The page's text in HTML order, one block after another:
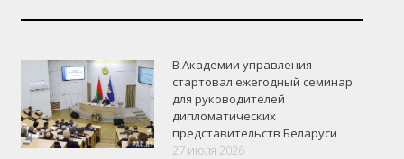
В Академии управления
стартовал ежегодный семинар
для руководителей
дипломатических
представительств Беларуси
27 июля 2026